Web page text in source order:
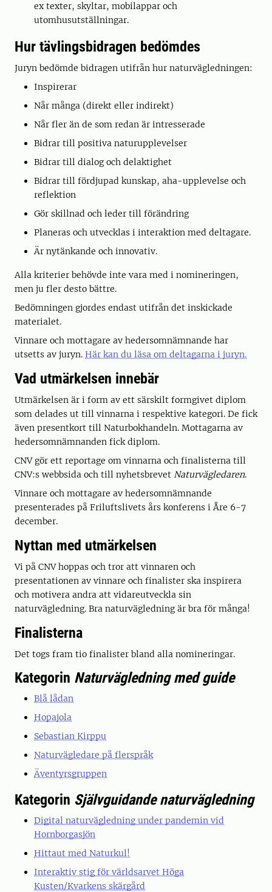
ex texter, skyltar, mobilappar och
utomhusutställningar.
Hur tävlingsbidragen bedömdes
Juryn bedömde bidragen utifrån hur naturvägledningen:
Inspirerar
Når många (direkt eller indirekt)
Når fler än de som redan är intresserade
Bidrar till positiva naturupplevelser
Bidrar till dialog och delaktighet
Bidrar till fördjupad kunskap, aha-upplevelse och
reflektion
Gör skillnad och leder till förändring
Planeras och utvecklas i interaktion med deltagare.
Är nytänkande och innovativ.
Alla kriterier behövde inte vara med i nomineringen,
men ju fler desto bättre.
Bedömningen gjordes endast utifrån det inskickade
materialet.
Vinnare och mottagare av hedersomnämnande har
utsetts av juryn. Här kan du läsa om deltagarna i juryn.
Vad utmärkelsen innebär
Utmärkelsen är i form av ett särskilt formgivet diplom
som delades ut till vinnarna i respektive kategori. De fick
även presentkort till Naturbokhandeln. Mottagarna av
hedersomnämnanden fick diplom.
CNV gör ett reportage om vinnarna och finalisterna till
CNV:s webbsida och till nyhetsbrevet Naturvägledaren.
Vinnare och mottagare av hedersomnämnande
presenterades på Friluftslivets års konferens i Åre 6-7
december.
Nyttan med utmärkelsen
Vi på CNV hoppas och tror att vinnaren och
presentationen av vinnare och finalister ska inspirera
och motivera andra att vidareutveckla sin
naturvägledning. Bra naturvägledning är bra för många!
Finalisterna
Det togs fram tio finalister bland alla nomineringar.
Kategorin Naturvägledning med guide
Blå lådan
Hopajola
Sebastian Kirppu
Naturvägledare på flerspråk
Äventyrsgruppen
Kategorin Självguidande naturvägledning
Digital naturvägledning under pandemin vid
Hornborgasjön
Hittaut med Naturkul!
Interaktiv stig för världsarvet Höga
Kusten/Kvarkens skärgård